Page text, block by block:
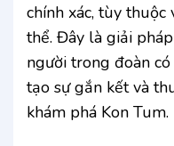
chính xác, tùy
thể. Đây là giải
người trong đoàn
tạo sự gắn kết và
khám phá Kon Tum.